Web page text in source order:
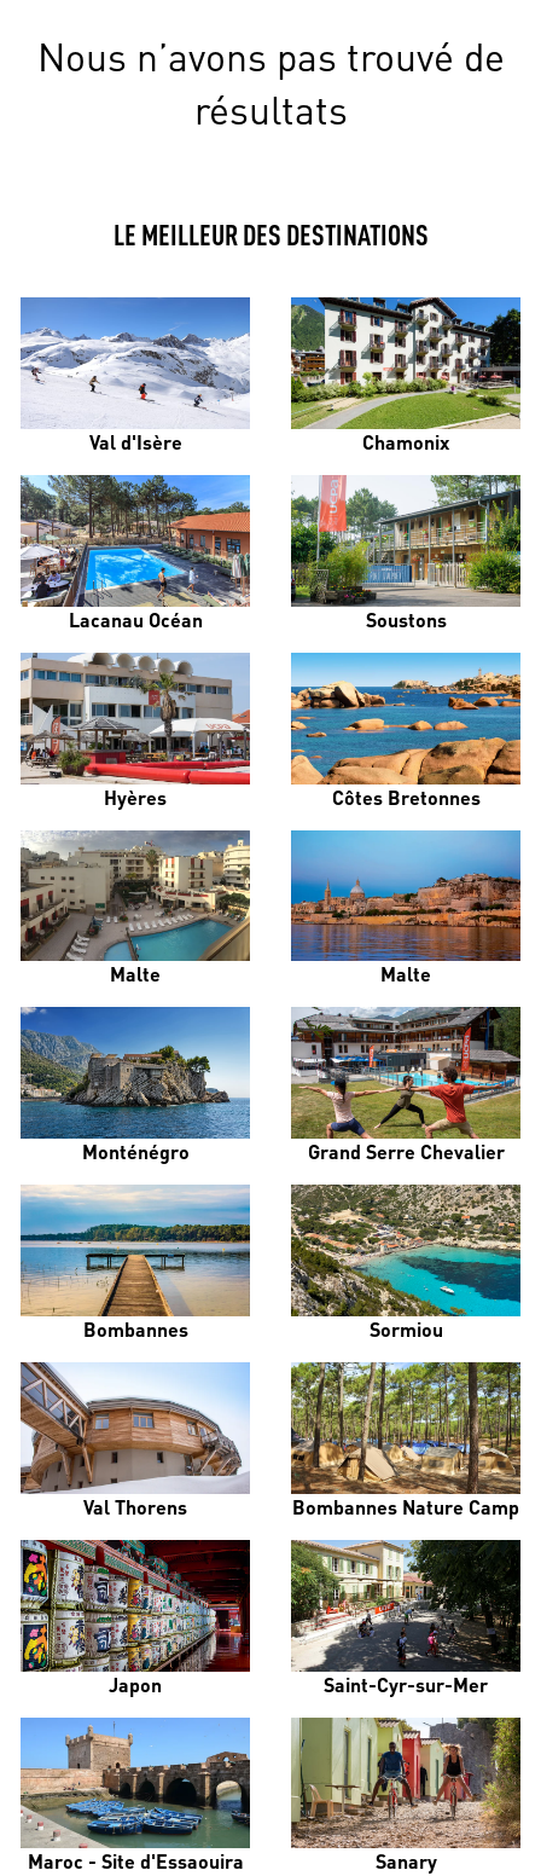
Nous n’avons pas trouvé de
résultats
LE MEILLEUR DES DESTINATIONS
Val d'Isère Chamonix
Lacanau Océan Soustons
Hyères Côtes Bretonnes
Malte Malte
Monténégro Grand Serre Chevalier
Bombannes Sormiou
Val Thorens Bombannes Nature Camp
Japon Saint-Cyr-sur-Mer
Maroc - Site d'Essaouira Sanary